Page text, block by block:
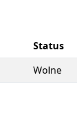
Status
Wolne